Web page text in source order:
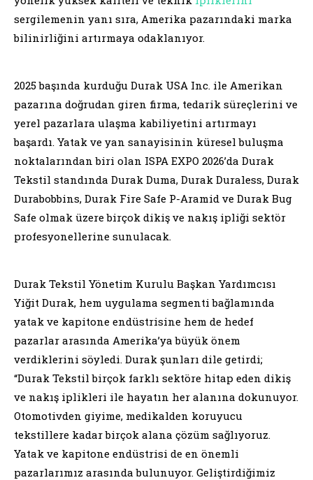
sergilemenin yanı sıra, Amerika pazarındaki marka
bilinirliğini artırmaya odaklanıyor.
2025 başında kurduğu Durak USA Inc. ile Amerikan
pazarına doğrudan giren firma, tedarik süreçlerini ve
yerel pazarlara ulaşma kabiliyetini artırmayı
başardı. Yatak ve yan sanayisinin küresel buluşma
noktalarından biri olan ISPA EXPO 2026’da Durak
Tekstil standında Durak Duma, Durak Duraless, Durak
Durabobbins, Durak Fire Safe P-Aramid ve Durak Bug
Safe olmak üzere birçok dikiş ve nakış ipliği sektör
profesyonellerine sunulacak.
Durak Tekstil Yönetim Kurulu Başkan Yardımcısı
Yiğit Durak, hem uygulama segmenti bağlamında
yatak ve kapitone endüstrisine hem de hedef
pazarlar arasında Amerika’ya büyük önem
verdiklerini söyledi. Durak şunları dile getirdi;
“Durak Tekstil birçok farklı sektöre hitap eden dikiş
ve nakış iplikleri ile hayatın her alanına dokunuyor.
Otomotivden giyime, medikalden koruyucu
tekstillere kadar birçok alana çözüm sağlıyoruz.
Yatak ve kapitone endüstrisi de en önemli
pazarlarımız arasında bulunuyor. Geliştirdiğimiz